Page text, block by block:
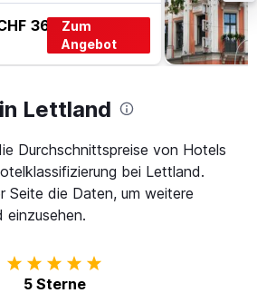
36
Zum
Angebot
Lettland
Durchschnittspreise von Hotels
bei Lettland.
Seite die Daten, um weitere
einzusehen.
5 Sterne
5 Sterne